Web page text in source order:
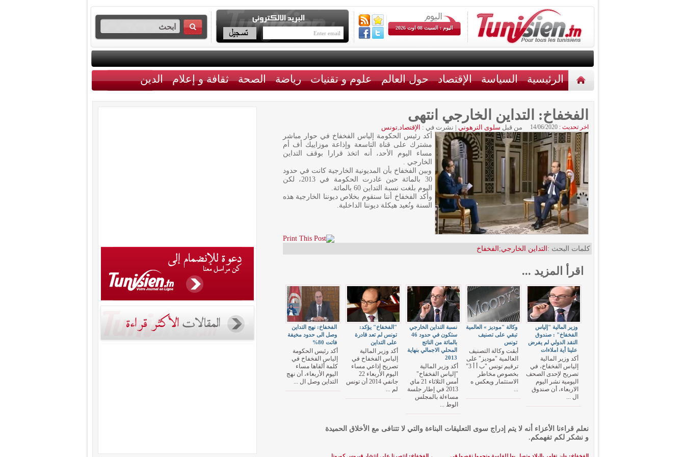
اليوم : السبت 08 اوت 2026
الرئيسية السياسة الإقتصاد حول العالم علوم و تقنيات رياضة الصحة ثقافة و إعلام الدين
الفخفاخ: التداين الخارجي انتهى
اخر تحديث : 14/06/2020 من قبل سلوى الترهوني | نشرت في : الإقتصاد,تونس
أكد رئيس الحكومة إلياس الفخفاخ في حوار مباشر
مشترك على قناة التاسعة وإذاعة موزاييك أف أم
مساء اليوم الأحد، أنه اتخذ قرارا بوقف التداين
الخارجي .
وبين الفخفاخ بأن المديونية الخارجية كانت في حدود
30 بالمائة حين غادرت الحكومة في 2013، لكن
اليوم بلغت نسبة التداين 60 بالمائة.
وأكد الفخفاخ أننا سنقوم بخلاص ديوننا الخارجية هذه
السنة ونُعيد هيكلة ديوننا الداخلية.
كلمات البحث : التداين الخارجي; الفخفاخ
اقرأ المزيد ...
الفخفاخ: نهج التداين
وصل الى حدود مخيفة
فاتت 80%
أكد رئيس الحكومة
إلياس الفخفاخ في
كلمة ألقاها مساء
اليوم الأربعاء، أن نهج
التداين وصل ال ...
"الفخفاخ" يؤكد:
تونس لم تعد قادرة
على التداين
أكد وزير المالية
إلياس الفخفاخ في
تصريح إذاعي مساء
اليوم الأربعاء 22
جانفي 2014 أن تونس
لم ...
نسبة التداين الخارجي
ستكون في حدود 46
بالمائة من الناتج
المحلي الاجمالي بنهاية
2013
أكد وزير المالية
"إلياس الفخفاخ"
أمس الثلاثاء 21 ماي
2013 في إطار جلسة
مساءلة بالمجلس
الوط ...
وكالة "موديز » العالمية
تبقي على تصنيف
تونس
أبقت وكالة التصنيف
العالمية "موديز" على
ترقيم تونس "ب أ أ 3"
بخصوص مخاطر
الاستثمار ويعكس ه
...
وزير المالية "إلياس
الفخفاخ" : صندوق
النقد الدولي لم يفرض
علينا أية املاءات
أكد وزير المالية
إلياس الفخفاخ، في
تصريح لإحدى الصحف
اليومية نشر اليوم
الاربعاء، أن صندوق
ال ...
نعلم قراءنا الأعزاء أنه لا يتم إدراج سوى التعليقات البناءة والتي لا تتنافى مع الأخلاق الحميدة
و نشكر لكم تفهمكم.